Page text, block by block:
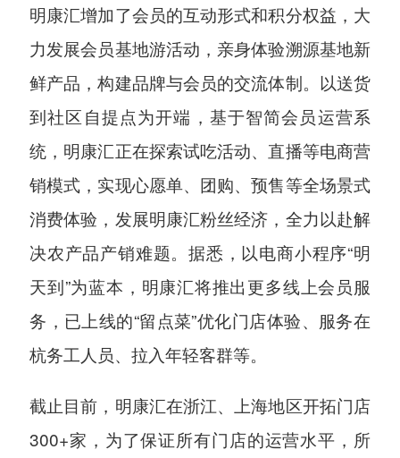
明康汇增加了会员的互动形式和积分权益，大
力发展会员基地游活动，亲身体验溯源基地新
鲜产品，构建品牌与会员的交流体制。以送货
到社区自提点为开端，基于智简会员运营系
统，明康汇正在探索试吃活动、直播等电商营
销模式，实现心愿单、团购、预售等全场景式
消费体验，发展明康汇粉丝经济，全力以赴解
决农产品产销难题。据悉，以电商小程序“明
天到”为蓝本，明康汇将推出更多线上会员服
务，已上线的“留点菜”优化门店体验、服务在
杭务工人员、拉入年轻客群等。
截止目前，明康汇在浙江、上海地区开拓门店
300+家，为了保证所有门店的运营水平，所